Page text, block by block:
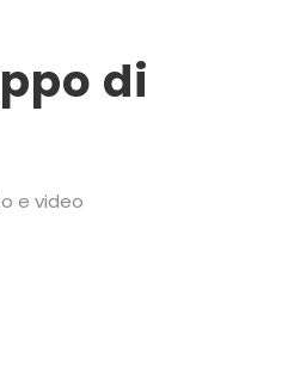
di
e video